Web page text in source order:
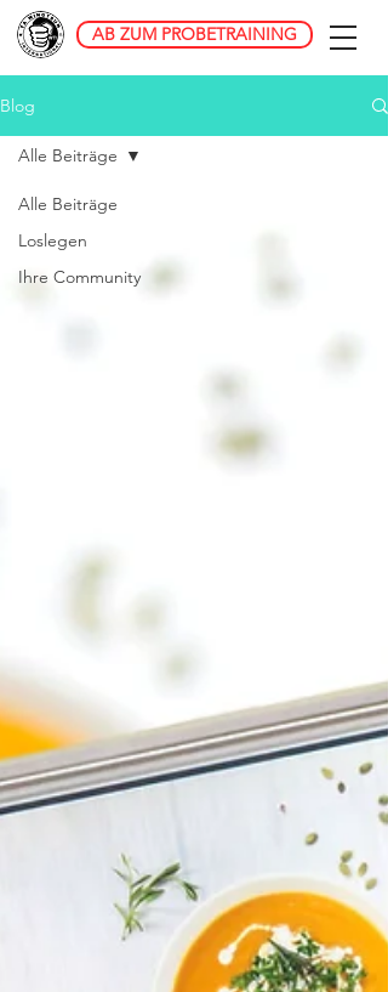
AB ZUM PROBETRAINING
Blog
Alle Beiträge
Loslegen
Ihre Community
Alle Beiträge